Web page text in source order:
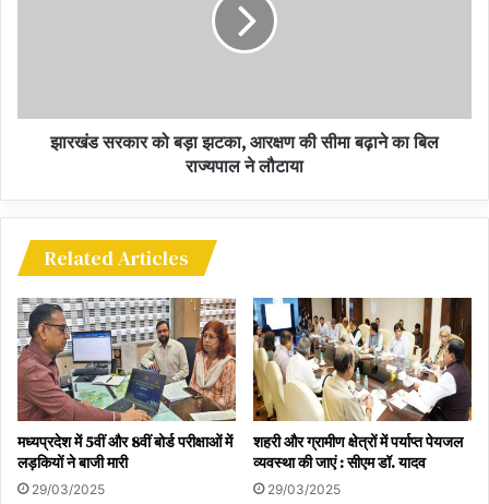
से जगह जगह सड़कें जाम है. रोजमर्रा के कामों के लिए बाहर निकले लोग जहां तहां
फंसे हुए हैं और भीषण गर्मी में लोगों का हाल बेहाल है. कई जगह गर्मी से परेशान लोग
जगह-जगह पर तैनाती बढ़ा दी गई है. बंद को लेकर रांची, बोकारो और धनबाद के
एसपी को विशेष सतर्कता बरतने की हिदायत दी गयी है.
5000 से अधिक जवानों की तैनाती
झारखंड बंद समर्थकों से निपटने के लिए 5000 से अधिक जवानों की अतिरिक्त
तैनाती की गई है. राज्य में सुरक्षा के पुख्ता इंतजाम किए गए हैं. दरअसल, पिछली
सरकार से पहले नियुक्तियों में 50% आरक्षण का प्रावधान था, लेकिन इसमें EWS
के तहत सवर्णों का आरक्षण जुड़ जानके बाद यह 60% हो गया है. ऐसे में 60% सीटों
पर नियुक्तियां झारखंड के आरक्षित वर्ग के उम्मीदवारों की होगी. वहीं 40 प्रतिशत
सीटें ‘ओपन टू ऑल’ है यानी केवल 60% आरक्षित सीटें ही ऐसी हैं, जिन पर
झारखंड के ही अभ्यर्थियों की नियुक्ति होनी है. बाकी के 40% सीटों पर किसी भी
राज्य के युवा झारखंड में रोजगार पा सकते हैं.
झारखंड सरकार को बड़ा झटका, आरक्षण की सीमा बढ़ाने का बिल
राज्यपाल ने लौटाया
Related Articles
मध्यप्रदेश में 5वीं और 8वीं बोर्ड परीक्षाओं में
लड़कियों ने बाजी मारी
29/03/2025
शहरी और ग्रामीण क्षेत्रों में पर्याप्त पेयजल
व्यवस्था की जाएं : सीएम डॉ. यादव
29/03/2025